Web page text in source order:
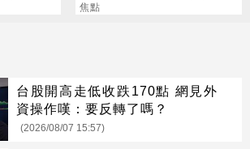
焦點
台股開高走低收跌170點 網見外
資操作嘆：要反轉了嗎？
(2026/08/07 15:57)